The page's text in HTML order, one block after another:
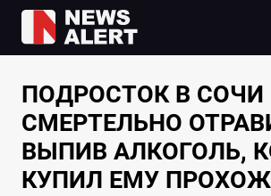
ПОДРОСТОК В СОЧИ
СМЕРТЕЛЬНО
ВЫПИВ АЛКОГОЛЬ,
КУПИЛ ЕМУ